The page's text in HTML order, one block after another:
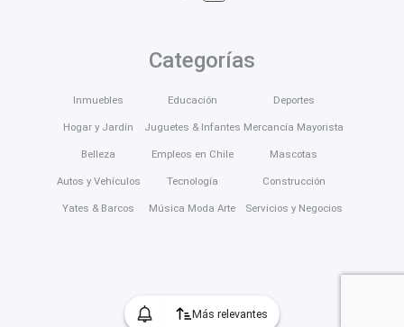
Más relevantes
Categorías
Inmuebles
Hogar y Jardín
Belleza
Autos y Vehículos
Yates & Barcos
Educación
Juguetes & Infantes
Empleos en Chile
Tecnología
Música Moda Arte
Deportes
Mercancía Mayorista
Mascotas
Construcción
Servicios y Negocios